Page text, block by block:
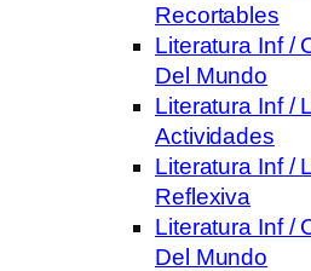
Recortables
Literatura Inf /
Del Mundo
Literatura Inf /
Actividades
Literatura Inf /
Reflexiva
Literatura Inf /
Del Mundo